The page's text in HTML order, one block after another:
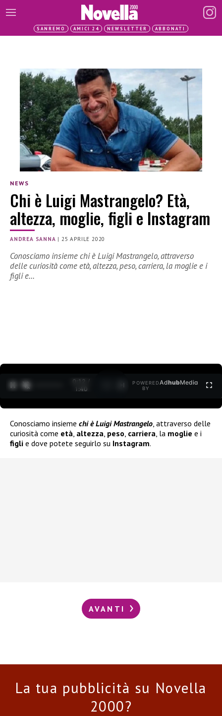
SANREMO AMICI 24 NEWSLETTER ABBONATI
NEWS
Chi è Luigi Mastrangelo? Età,
altezza, moglie, figli e Instagram
ANDREA SANNA |25 APRILE 2020
Conosciamo insieme chi è Luigi Mastrangelo, attraverso
delle curiosità come età, altezza, peso, carriera, la moglie e i
figli e…
0:12 /
1:40
POWERED
BY
AdhubMedia
Conosciamo insieme chi è Luigi Mastrangelo , attraverso delle
curiosità come età altezza peso carriera , la moglie e i
figli e dove potete seguirlo su Instagram.
AVANTI
La tua pubblicità su Novella
2000?